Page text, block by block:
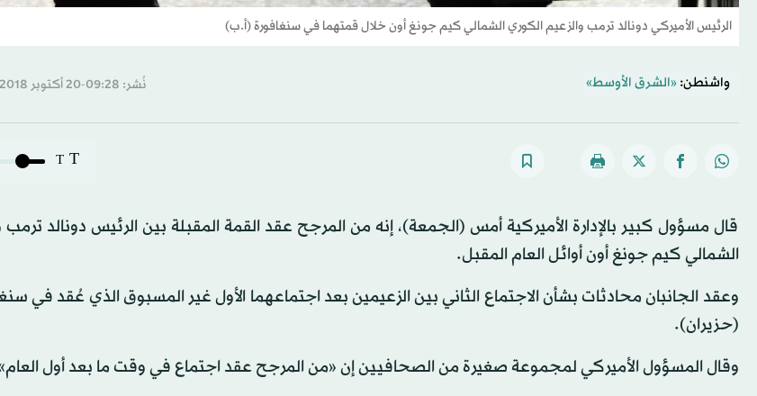
الرئيس الأميركي دونالد ترمب والزعيم الكوري الشمالي كيم جونغ أون خلال قمتهما في سنغافورة (أ.ب)
واشنطن: «الشرق الأوسط» نُشر: 09:28-20 أكتوبر 2018 م ـ 10 صفَر 1440 هـ
T
T
قال مسؤول كبير بالإدارة الأميركية أمس (الجمعة)، إنه من المرجح عقد القمة المقبلة بين الرئيس دونالد ترمب
الشمالي كيم جونغ أون أوائل العام المقبل.
وعقد الجانبان محادثات بشأن الاجتماع الثاني بين الزعيمين بعد اجتماعهما الأول غير المسبوق الذي عُقد في
(حزيران).
وقال المسؤول الأميركي لمجموعة صغيرة من الصحافيين إن «من المرجح عقد اجتماع في وقت ما بعد أول